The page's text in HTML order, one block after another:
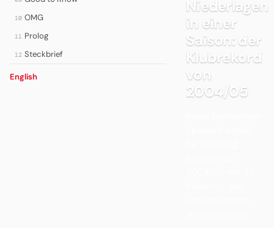
10 OMG
11 Prolog
12 Steckbrief
English
Niederlagen
in einer
Saison: der
Klubrekord
von
2004/05